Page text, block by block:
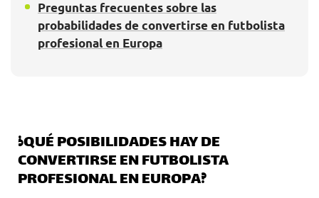
Preguntas frecuentes sobre las
probabilidades de convertirse en futbolista
profesional en Europa
¿QUÉ POSIBILIDADES HAY DE
CONVERTIRSE EN FUTBOLISTA
PROFESIONAL EN EUROPA?